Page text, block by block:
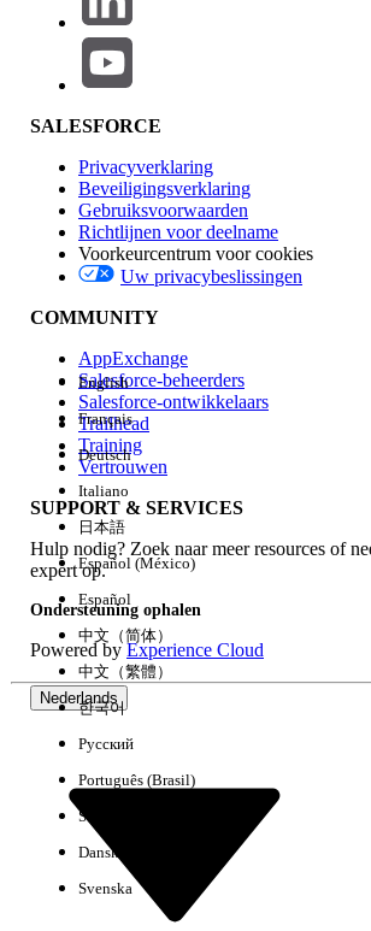
Invloed op functies
Edition
Ervaring
Alles
Geen resultaten
SALESFORCE
Privacyverklaring
Beveiligingsverklaring
Gebruiksvoorwaarden
Richtlijnen voor deelname
Voorkeurcentrum voor cookies
Uw privacybeslissingen
COMMUNITY
AppExchange
Salesforce-beheerders
Salesforce-ontwikkelaars
Trailhead
Training
Vertrouwen
SUPPORT & SERVICES
Hulp nodig? Zoek naar meer resources of
expert op.
Ondersteuning ophalen
Powered byExperience Cloud
Nederlands
English
Français
Deutsch
Italiano
日本語
Español (México)
Español
中文（简体）
中文（繁體）
한국어
Русский
Português (Brasil)
Suomi
Dansk
Svenska